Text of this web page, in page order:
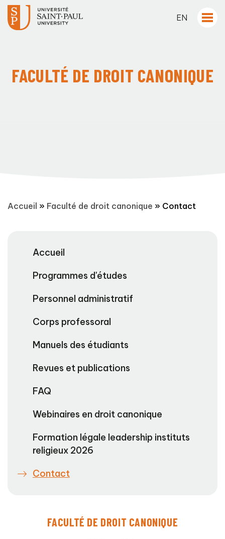
EN
FACULTÉ DE DROIT CANONIQUE
Accueil » Faculté de droit canonique » Contact
Accueil
Programmes d'études
Personnel administratif
Corps professoral
Manuels des étudiants
Revues et publications
FAQ
Webinaires en droit canonique
Formation légale leadership instituts
religieux 2026
Contact
FACULTÉ DE DROIT CANONIQUE